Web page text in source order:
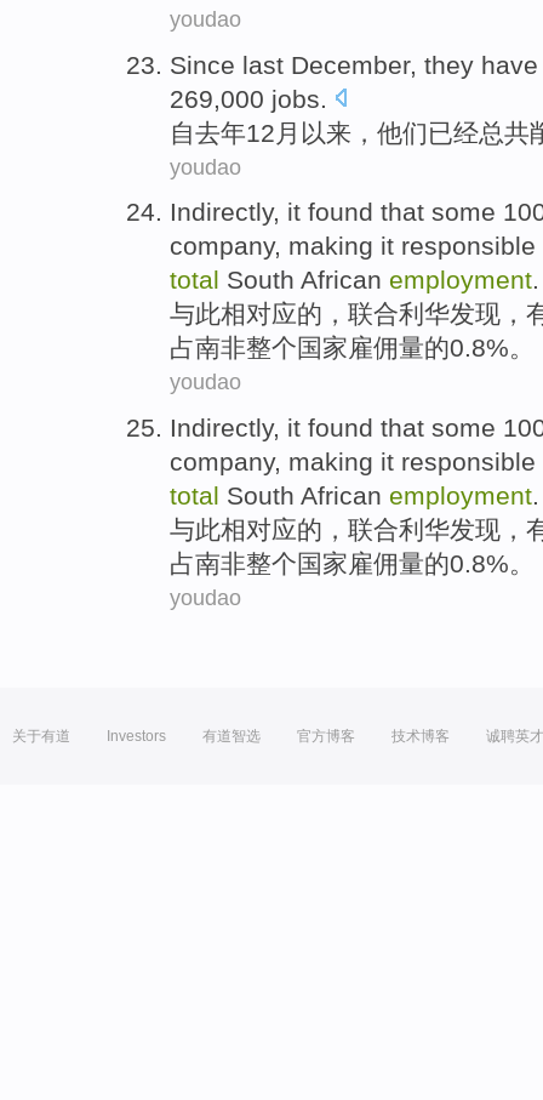
youdao
Since last December, they have
269,000 jobs
自去年12月 以来， 他们已经总共
youdao
Indirectly, it found that some
company, making it
total South African employment.
与此相对应的 ，联合利华发现 ，
占南非整个国家雇佣量的0.8%。
youdao
Indirectly, it found that some
company, making it
total South African employment.
与此相对应的 ，联合利华发现 ，
占南非整个国家雇佣量的0.8%。
youdao
关于有道 Investors 有道智选 官方博客 技术博客 诚聘英才